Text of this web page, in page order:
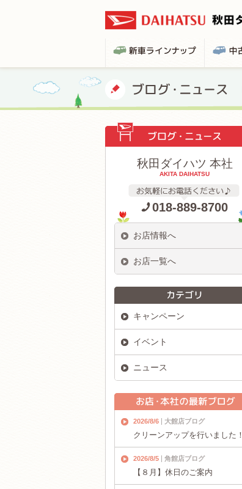
秋田ダイハツ 本社
AKITA DAIHATSU
018-889-8700
お店情報へ
お店一覧へ
キャンペーン
イベント
ニュース
2026/8/6 大館店ブログ
クリーンアップを行いました！
2026/8/5 角館店ブログ
【８月】休日のご案内